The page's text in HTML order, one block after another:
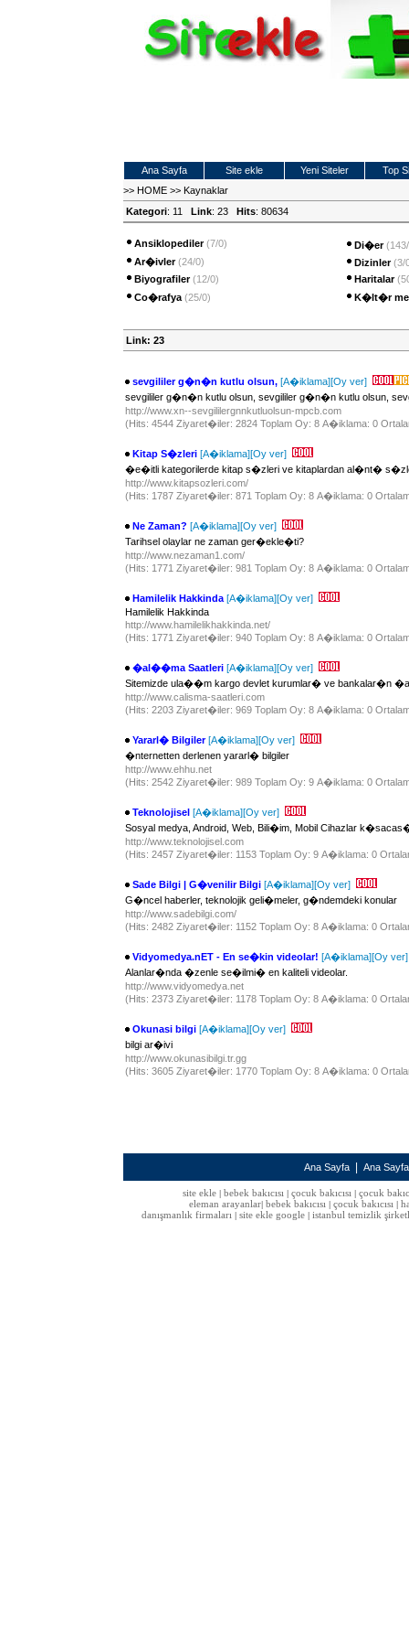
Ana Sayfa Site ekle Yeni Siteler
Top
>> HOME >> Kaynaklar
Kategori: 11 Link: 23 Hits: 80634
Ansiklopediler (7/0)
Ar�ivler (24/0)
Biyografiler (12/0)
Co�rafya (25/0)
Di�er
Dizinler (3/
Haritalar
K�lt�r
Link: 23
sevgililer g�n�n kutlu olsun, [A�iklama][Oy ver]
sevgililer g�n�n kutlu olsun, sevgililer g�n�n kutlu olsun,
http://www.xn--sevgililergnnkutluolsun-mpcb.com
(Hits: 4544 Ziyaret�iler: 2824 Toplam Oy: 8 A�iklama: 0
Kitap S�zleri [A�iklama][Oy ver]
�e�itli kategorilerde kitap s�zleri ve kitaplardan al�nt�
http://www.kitapsozleri.com/
(Hits: 1787 Ziyaret�iler: 871 Toplam Oy: 8 A�iklama: 0
Ne Zaman? [A�iklama][Oy ver]
Tarihsel olaylar ne zaman ger�ekle�ti?
http://www.nezaman1.com/
(Hits: 1771 Ziyaret�iler: 981 Toplam Oy: 8 A�iklama: 0
Hamilelik Hakkinda [A�iklama][Oy ver]
Hamilelik Hakkinda
http://www.hamilelikhakkinda.net/
(Hits: 1771 Ziyaret�iler: 940 Toplam Oy: 8 A�iklama: 0
�al��ma Saatleri [A�iklama][Oy ver]
Sitemizde ula��m kargo devlet kurumlar� ve bankalar�n
http://www.calisma-saatleri.com
(Hits: 2203 Ziyaret�iler: 969 Toplam Oy: 8 A�iklama: 0
Yararl� Bilgiler [A�iklama][Oy ver]
�nternetten derlenen yararl� bilgiler
http://www.ehhu.net
(Hits: 2542 Ziyaret�iler: 989 Toplam Oy: 9 A�iklama: 0
Teknolojisel [A�iklama][Oy ver]
Sosyal medya, Android, Web, Bili�im, Mobil Cihazlar
http://www.teknolojisel.com
(Hits: 2457 Ziyaret�iler: 1153 Toplam Oy: 9 A�iklama: 0
Sade Bilgi | G�venilir Bilgi [A�iklama][Oy ver]
G�ncel haberler, teknolojik geli�meler, g�ndemdeki konular
http://www.sadebilgi.com/
(Hits: 2482 Ziyaret�iler: 1152 Toplam Oy: 8 A�iklama: 0
Vidyomedya.nET - En se�kin videolar! [A�iklama][Oy ver]
Alanlar�nda �zenle se�ilmi� en kaliteli videolar.
http://www.vidyomedya.net
(Hits: 2373 Ziyaret�iler: 1178 Toplam Oy: 8 A�iklama: 0
Okunasi bilgi [A�iklama][Oy ver]
bilgi ar�ivi
http://www.okunasibilgi.tr.gg
(Hits: 3605 Ziyaret�iler: 1770 Toplam Oy: 8 A�iklama: 0
Ana Sayfa Ana
site ekle| bebek bakıcısı| çocuk bakıcısı| çocuk
eleman arayanlar bebek bakıcısı çocuk bakıcısı
danışmanlık firmaları
site ekle google istanbul temizlik